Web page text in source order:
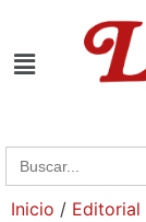
Search
for:
Inicio / Editorial